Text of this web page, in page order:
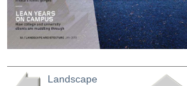
Landscape